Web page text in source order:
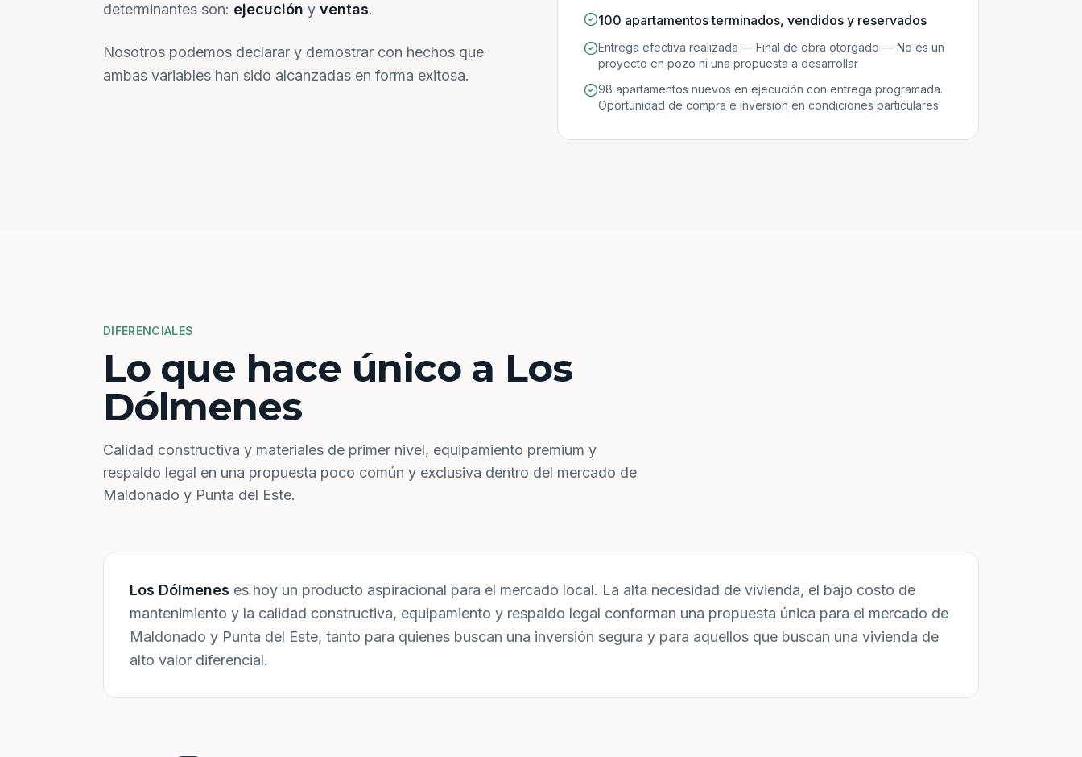
determinantes son: ejecución y ventas.
Nosotros podemos declarar y demostrar con hechos que
ambas variables han sido alcanzadas en forma exitosa.
100 apartamentos terminados, vendidos y reservados
Entrega efectiva realizada — Final de obra otorgado — No es un
proyecto en pozo ni una propuesta a desarrollar
98 apartamentos nuevos en ejecución con entrega programada.
Oportunidad de compra e inversión en condiciones particulares
DIFERENCIALES
Lo que hace único a Los
Dólmenes
Calidad constructiva y materiales de primer nivel, equipamiento premium y
respaldo legal en una propuesta poco común y exclusiva dentro del mercado de
Maldonado y Punta del Este.
Los Dólmenes es hoy un producto aspiracional para el mercado local. La alta necesidad de vivienda, el bajo costo de
mantenimiento y la calidad constructiva, equipamiento y respaldo legal conforman una propuesta única para el mercado de
Maldonado y Punta del Este, tanto para quienes buscan una inversión segura y para aquellos que buscan una vivienda de
alto valor diferencial.